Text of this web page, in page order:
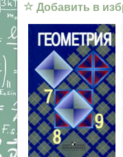
☆ Добавить в